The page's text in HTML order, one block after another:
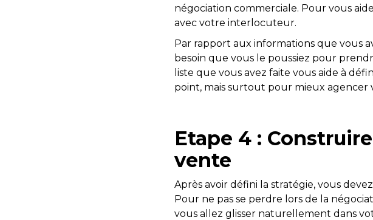
négociation commerciale. Pour vous
avec votre interlocuteur.
Par rapport aux informations que vous
besoin que vous le poussiez pour
liste que vous avez faite vous aide à
point, mais surtout pour mieux agencer
Etape 4 :
vente
Après avoir défini la stratégie, vous
Pour ne pas se perdre lors de la
vous allez glisser naturellement dans